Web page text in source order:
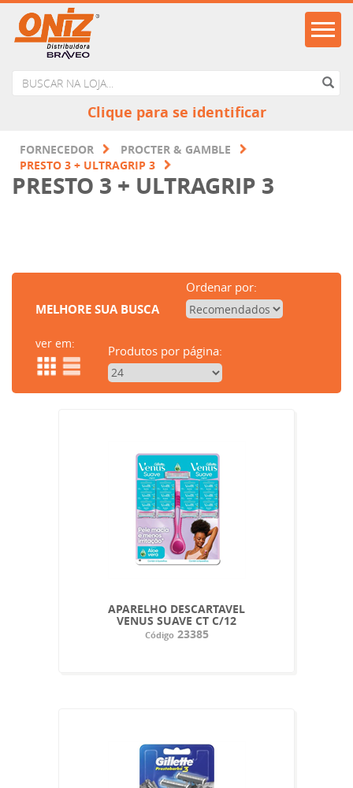
Clique para se identificar
FORNECEDOR
PROCTER & GAMBLE
PRESTO 3 + ULTRAGRIP 3
PRESTO 3 + ULTRAGRIP 3
MELHORE SUA BUSCA
Ordenar por:
ver em: Produtos por página:
APARELHO DESCARTAVEL
VENUS SUAVE CT C/12
Código23385